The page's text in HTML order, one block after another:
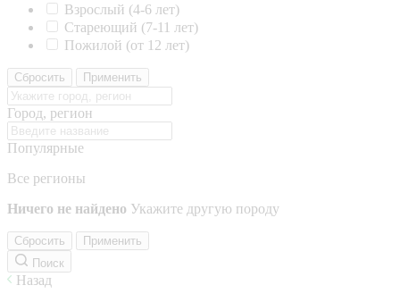
Взрослый (4-6 лет)
Стареющий (7-11 лет)
Пожилой (от 12 лет)
Сбросить Применить
Город, регион
Популярные
Все регионы
Ничего не найдено Укажите другую породу
Сбросить
Применить
Поиск
Назад